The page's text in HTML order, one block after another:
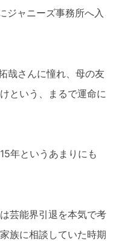
ジャニーズ事務所へ入
哉さんに憧れ、母の友
という、まるで運命に
年というあまりにも
芸能界引退を本気で考
族に相談していた時期